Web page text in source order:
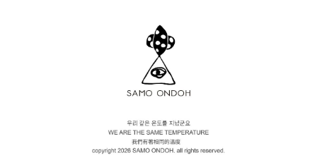
１．透過由恩沛科技股份有限公司提供之「AFTEE先享後付」服務完成之交
易，需依本服務之必要範圍內提供個人資料，並將交易相關給付款項請求債
２．關於個人資料處理事宜，請瀏覽以下網址：
３．未成年的使用者請事先徵得法定代理人或監護人之同意方可使用
４．使用「AFTEE先享後付」時，將依據個別帳號之用戶狀況，依本公司即
時審查核予不同之上限額度；若仍有額度不足之情形，本公司將視審查結果